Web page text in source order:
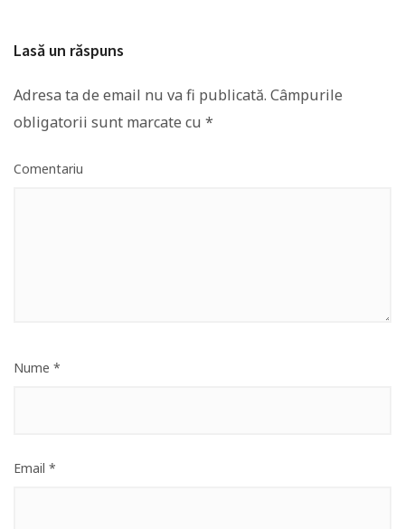
Lasă un răspuns
Adresa ta de email nu va fi publicată. Câmpurile
obligatorii sunt marcate cu *
Comentariu
Nume *
Email *